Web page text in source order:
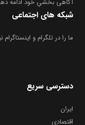
اقتصادی
فرهنگی